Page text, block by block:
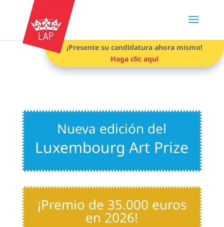
¡Presente su candidatura ahora mismo!
Haga clic aquí
Nueva edición del
Luxembourg Art Prize
¡Premio de 35.000 euros
en 2026!